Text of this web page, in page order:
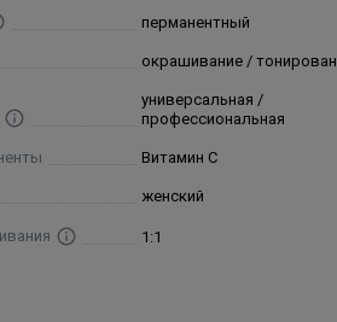
и смыть большим
Alcohol, Glyceryl Stearate,
Sodium Laureth Sulfate,
2,4-Diaminophenoxyethanol Hcl, 4-
Tetrasodium Edta, M-
перманентный
окрашивание /
универсальная /
профессиональная
Витамин С
женский
1:1